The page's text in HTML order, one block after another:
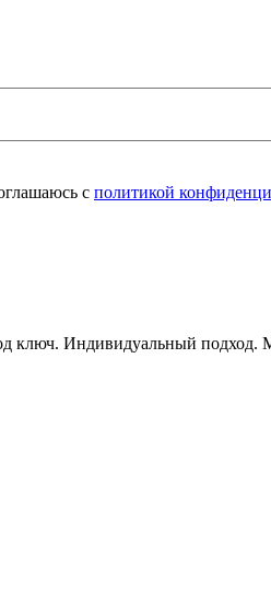
с политикой
ключ. Индивидуальный